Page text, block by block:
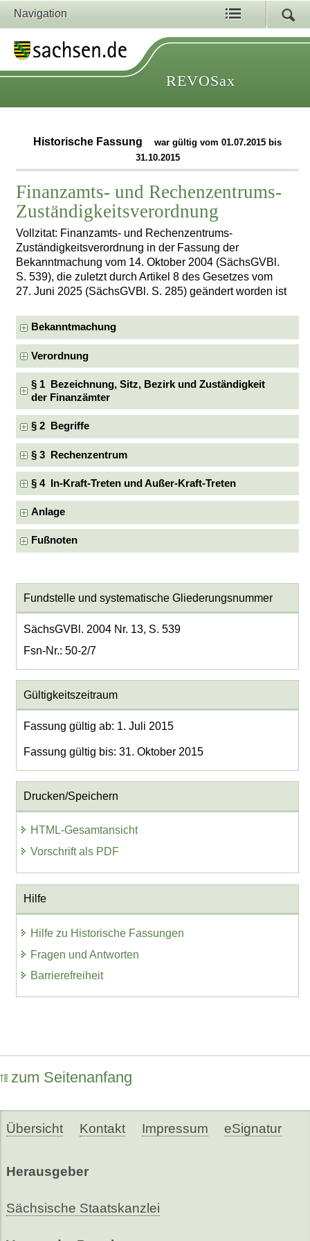
Navigation
REVOSax
Historische Fassung
war gültig vom 01.07.2015 bis
31.10.2015
Finanzamts- und Rechenzentrums-
Zuständigkeitsverordnung
Vollzitat: Finanzamts- und Rechenzentrums-
Zuständigkeitsverordnung in der Fassung der
Bekanntmachung vom 14. Oktober 2004 (SächsGVBl.
S. 539), die zuletzt durch Artikel 8 des Gesetzes vom
27. Juni 2025 (SächsGVBl. S. 285) geändert worden ist
Bekanntmachung
Verordnung
§ 1 Bezeichnung, Sitz, Bezirk und Zuständigkeit
der Finanzämter
§ 2 Begriffe
§ 3 Rechenzentrum
§ 4 In-Kraft-Treten und Außer-Kraft-Treten
Anlage
Fußnoten
Fundstelle und systematische Gliederungsnummer
SächsGVBl. 2004 Nr. 13, S. 539
Fsn-Nr.: 50-2/7
Gültigkeitszeitraum
Fassung gültig ab: 1. Juli 2015
Fassung gültig bis: 31. Oktober 2015
Drucken/Speichern
HTML-Gesamtansicht
Vorschrift als PDF
Hilfe
Hilfe zu Historische Fassungen
Fragen und Antworten
Barrierefreiheit
zum Seitenanfang
Übersicht Kontakt Impressum eSignatur
Herausgeber
Sächsische Staatskanzlei